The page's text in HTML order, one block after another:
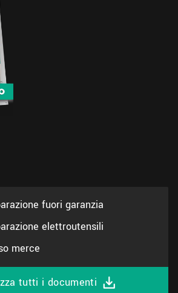
fuori garanzia
elettroutensili
merce
tutti i documenti